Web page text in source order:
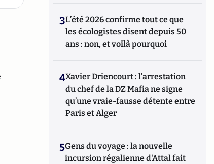
3L’été 2026 confirme tout ce que
les écologistes disent depuis 50
ans : non, et voilà pourquoi
4Xavier Driencourt : l’arrestation
du chef de la DZ Mafia ne signe
qu’une vraie-fausse détente entre
Paris et Alger
5Gens du voyage : la nouvelle
incursion régalienne d'Attal fait